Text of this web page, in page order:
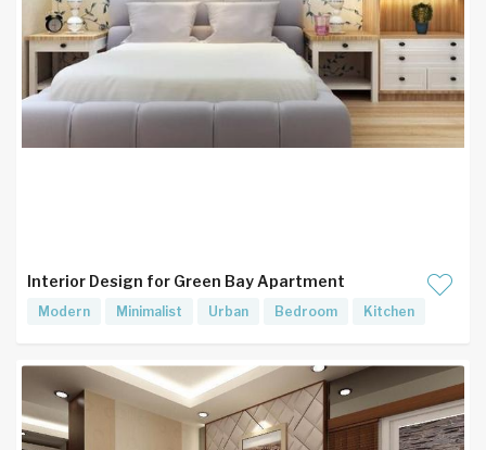
Interior Design for Green Bay Apartment
Modern Minimalist Urban Bedroom Kitchen